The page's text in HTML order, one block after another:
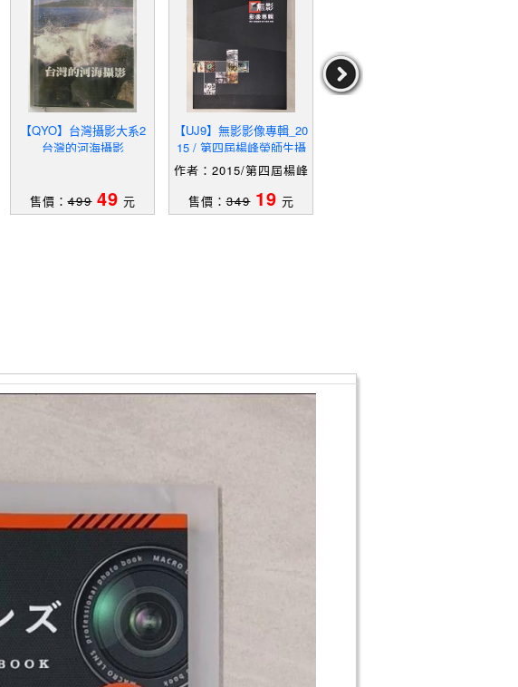
【QYO】台灣攝影大系2
台灣的河海攝影
售價：499 49 元
【UJ9】無影影像專輯_20
15 / 第四屆楊峰榮師生攝
影聯展 / 游淑如,蘇傳聖 編
輯
作者：2015/第四屆楊峰
蘇傳聖編輯
售價：349 19 元